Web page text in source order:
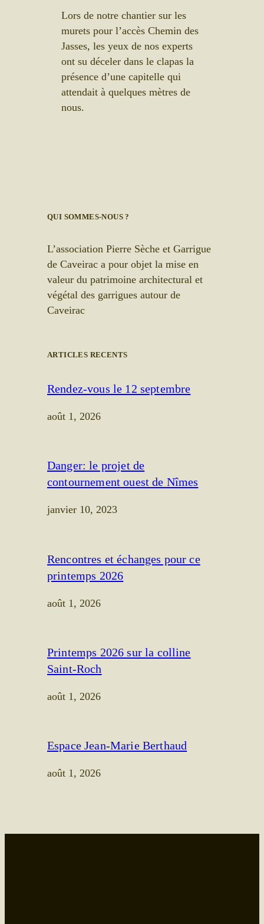
Lors de notre chantier sur les
murets pour l’accès Chemin des
Jasses, les yeux de nos experts
ont su déceler dans le clapas la
présence d’une capitelle qui
attendait à quelques mètres de
nous.
QUI SOMMES-NOUS ?
L’association Pierre Sèche et Garrigue
de Caveirac a pour objet la mise en
valeur du patrimoine architectural et
végétal des garrigues autour de
Caveirac
ARTICLES RECENTS
Rendez-vous le 12 septembre
août 1, 2026
Danger: le projet de
contournement ouest de Nîmes
janvier 10, 2023
Rencontres et échanges pour ce
printemps 2026
août 1, 2026
Printemps 2026 sur la colline
Saint-Roch
août 1, 2026
Espace Jean-Marie Berthaud
août 1, 2026